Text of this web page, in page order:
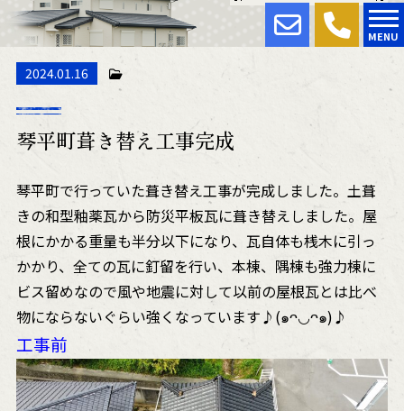
MENU
2024.01.16
琴平町葺き替え工事完成
琴平町で行っていた葺き替え工事が完成しました。土葺
きの和型釉薬瓦から防災平板瓦に葺き替えしました。屋
根にかかる重量も半分以下になり、瓦自体も桟木に引っ
かかり、全ての瓦に釘留を行い、本棟、隅棟も強力棟に
ビス留めなので風や地震に対して以前の屋根瓦とは比べ
物にならないぐらい強くなっています♪(๑ᴖ◡ᴖ๑)♪
工事前